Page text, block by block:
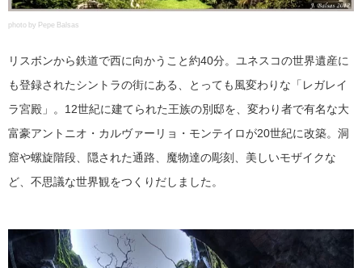
photo by Pepe Balsas
リスボンから鉄道で西に向かうこと約40分。ユネスコの世界遺産に
も登録されたシントラの街にある、とっても風変わりな「レガレイ
ラ宮殿」。12世紀に建てられた王族の別邸を、変わり者で有名な大
富豪アントニオ・カルヴァーリョ・モンテイロが20世紀に改築。洞
窟や螺旋階段、隠された通路、魔物達の彫刻、美しいモザイクな
ど、不思議な世界観をつくりだしました。